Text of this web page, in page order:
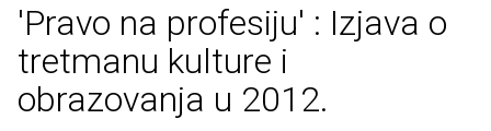
'Pravo na profesiju' : Izjava o
tretmanu kulture i
obrazovanja u 2012.